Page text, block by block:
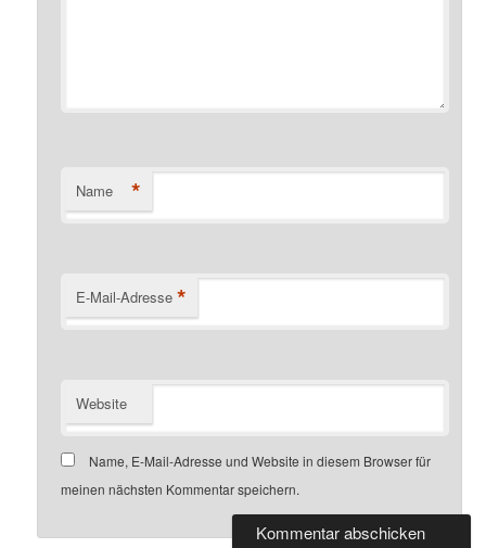
Name *
E-Mail-Adresse *
Website
Name, E-Mail-Adresse und Website in diesem Browser für
meinen nächsten Kommentar speichern.